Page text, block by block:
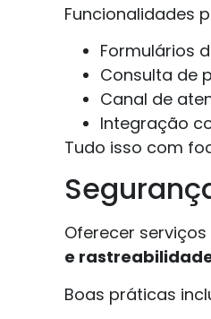
Funcionalidades
Formulários
Consulta de
Canal de
Integração
Tudo isso com
Oferecer
e
Boas práticas